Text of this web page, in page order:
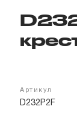
Артикул
D232P2F